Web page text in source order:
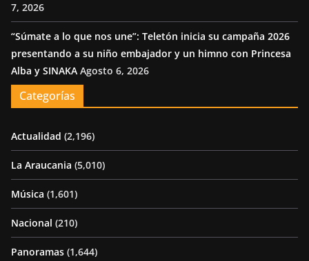
7, 2026
“Súmate a lo que nos une”: Teletón inicia su campaña 2026
presentando a su niño embajador y un himno con Princesa
Alba y SINAKA Agosto 6, 2026
Categorías
Actualidad (2,196)
La Araucania (5,010)
Música (1,601)
Nacional (210)
Panoramas (1,644)